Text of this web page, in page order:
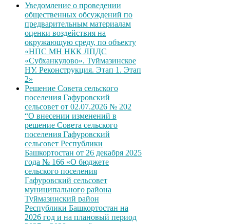
Уведомление о проведении
общественных обсуждений по
предварительным материалам
оценки воздействия на
окружающую среду, по объекту
«НПС МН НКК ЛПДС
«Субханкулово». Туймазинское
НУ. Реконструкция. Этап 1. Этап
2»
Решение Совета сельского
поселения Гафуровский
сельсовет от 02.07.2026 № 202
“О внесении изменений в
решение Совета сельского
поселения Гафуровский
сельсовет Республики
Башкортостан от 26 декабря 2025
года № 166 «О бюджете
сельского поселения
Гафуровский сельсовет
муниципального района
Туймазинский район
Республики Башкортостан на
2026 год и на плановый период